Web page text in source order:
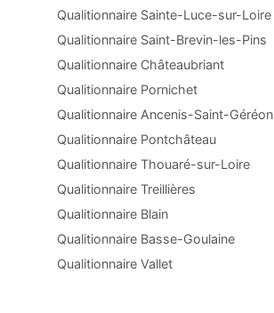
Qualitionnaire Sainte-Luce-sur-Loire
Qualitionnaire Saint-Brevin-les-Pins
Qualitionnaire Châteaubriant
Qualitionnaire Pornichet
Qualitionnaire Ancenis-Saint-Géréon
Qualitionnaire Pontchâteau
Qualitionnaire Thouaré-sur-Loire
Qualitionnaire Treillières
Qualitionnaire Blain
Qualitionnaire Basse-Goulaine
Qualitionnaire Vallet